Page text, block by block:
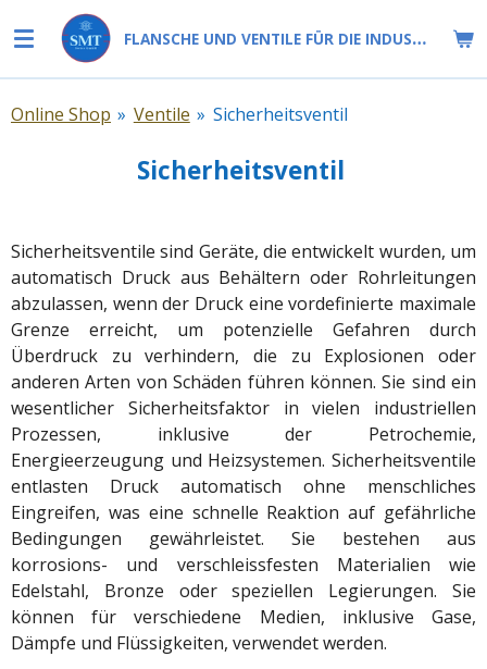
Hauptinhalt
springen
FLANSCHE UND VENTILE FÜR DIE INDUSTRIE
Online Shop » Ventile » Sicherheitsventil
Sicherheitsventil
Sicherheitsventile sind Geräte, die entwickelt wurden, um
automatisch Druck aus Behältern oder Rohrleitungen
abzulassen, wenn der Druck eine vordefinierte maximale
Grenze erreicht, um potenzielle Gefahren durch
Überdruck zu verhindern, die zu Explosionen oder
anderen Arten von Schäden führen können. Sie sind ein
wesentlicher Sicherheitsfaktor in vielen industriellen
Prozessen, inklusive der Petrochemie,
Energieerzeugung und Heizsystemen. Sicherheitsventile
entlasten Druck automatisch ohne menschliches
Eingreifen, was eine schnelle Reaktion auf gefährliche
Bedingungen gewährleistet. Sie bestehen aus
korrosions- und verschleissfesten Materialien wie
Edelstahl, Bronze oder speziellen Legierungen. Sie
können für verschiedene Medien, inklusive Gase,
Dämpfe und Flüssigkeiten, verwendet werden.